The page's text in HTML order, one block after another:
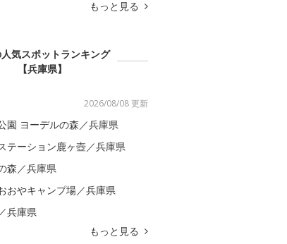
もっと見る
気スポットランキング
【兵庫県】
2026/08/08 更新
園 ヨーデルの森／兵庫県
テーション鹿ヶ壺／兵庫県
森／兵庫県
おやキャンプ場／兵庫県
兵庫県
もっと見る